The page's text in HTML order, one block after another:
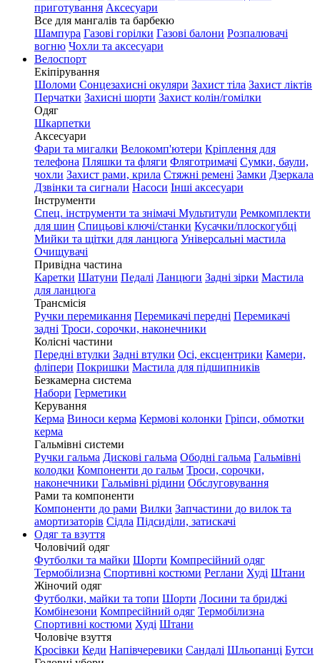
приготування Аксесуари
Все для мангалів та барбекю
Шампура Газові горілки Газові балони Розпалювачі
вогню Чохли та аксесуари
Велоспорт
Екіпірування
Шоломи Сонцезахисні окуляри Захист тіла Захист ліктів
Перчатки Захисні шорти Захист колін/гомілки
Одяг
Шкарпетки
Аксесуари
Фари та мигалки Велокомп'ютери Кріплення для
телефона Пляшки та фляги Фляготримачі Сумки, баули,
чохли Захист рами, крила Стяжні ремені Замки Дзеркала
Дзвінки та сигнали Насоси Інші аксесуари
Інструменти
Спец. інструменти та знімачі Мультитули Ремкомплекти
для шин Спицьові ключі/станки Кусачки/плоскогубці
Мийки та щітки для ланцюга Універсальні мастила
Очищувачі
Привідна частина
Каретки Шатуни Педалі Ланцюги Задні зірки Мастила
для ланцюга
Трансмісія
Ручки перемикання Перемикачі передні Перемикачі
задні Троси, сорочки, наконечники
Колісні частини
Передні втулки Задні втулки Осі, ексцентрики Камери,
фліпери Покришки Мастила для підшипників
Безкамерна система
Набори Герметики
Керування
Керма Виноси керма Кермові колонки Гріпси, обмотки
керма
Гальмівні системи
Ручки гальма Дискові гальма Ободні гальма Гальмівні
колодки Компоненти до гальм Троси, сорочки,
наконечники Гальмівні рідини Обслуговування
Рами та компоненти
Компоненти до рами Вилки Запчастини до вилок та
амортизаторів Сідла Підсиділи, затискачі
Одяг та взуття
Чоловічий одяг
Футболки та майки Шорти Компресійний одяг
Термобілизна Спортивні костюми Реглани Худі Штани
Жіночий одяг
Футболки, майки та топи Шорти Лосини та бриджі
Комбінезони Компресійний одяг Термобілизна
Спортивні костюми Худі Штани
Чоловіче взуття
Кросівки Кеди Напівчеревики Сандалі Шльопанці Бутси